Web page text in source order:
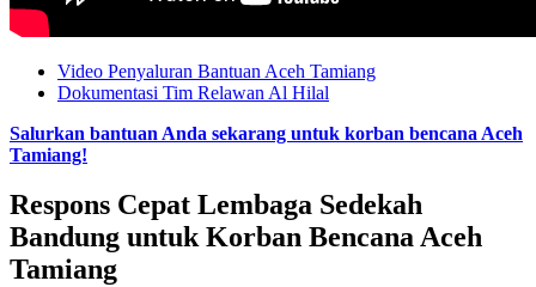
Video Penyaluran Bantuan Aceh Tamiang
Dokumentasi Tim Relawan Al Hilal
Salurkan bantuan Anda sekarang untuk korban bencana Aceh
Tamiang!
Respons Cepat Lembaga Sedekah
Bandung untuk Korban Bencana Aceh
Tamiang